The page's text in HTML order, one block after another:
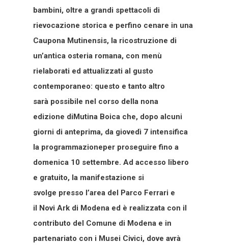
bambini, oltre a grandi spettacoli di
rievocazione storica e perfino cenare in una
Caupona Mutinensis, la ricostruzione di
un’antica osteria romana, con menù
rielaborati ed attualizzati al gusto
contemporaneo: questo e tanto altro
sarà possibile nel corso della nona
edizione diMutina Boica che, dopo alcuni
giorni di anteprima, da giovedì 7 intensifica
la programmazioneper proseguire fino a
domenica 10 settembre. Ad accesso libero
e gratuito, la manifestazione si
svolge presso l’area del Parco Ferrari e
il Novi Ark di Modena ed è realizzata con il
contributo del Comune di Modena e in
partenariato con i Musei Civici, dove avrà